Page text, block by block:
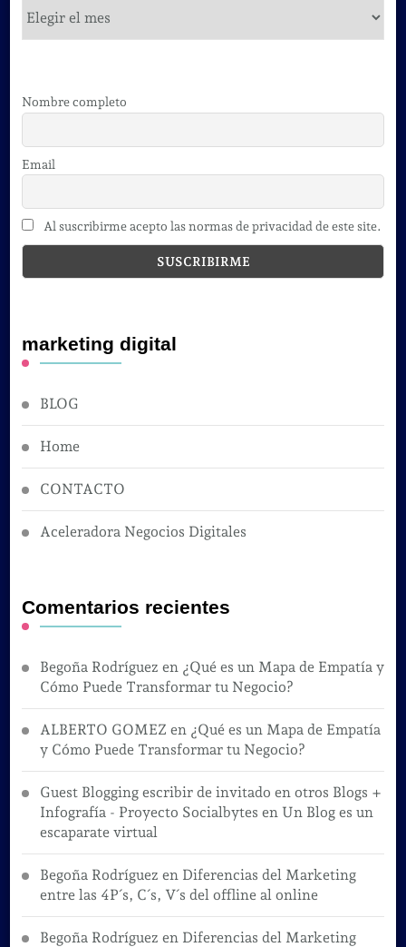
Nombre completo
Email
Al suscribirme acepto las normas de privacidad de este site.
marketing digital
BLOG
Home
CONTACTO
Aceleradora Negocios Digitales
Comentarios recientes
Begoña Rodríguez en ¿Qué es un Mapa de Empatía y
Cómo Puede Transformar tu Negocio?
ALBERTO GOMEZ en ¿Qué es un Mapa de Empatía
y Cómo Puede Transformar tu Negocio?
Guest Blogging escribir de invitado en otros Blogs +
Infografía - Proyecto Socialbytes en Un Blog es un
escaparate virtual
Begoña Rodríguez en Diferencias del Marketing
entre las 4P´s, C´s, V´s del offline al online
Begoña Rodríguez en Diferencias del Marketing